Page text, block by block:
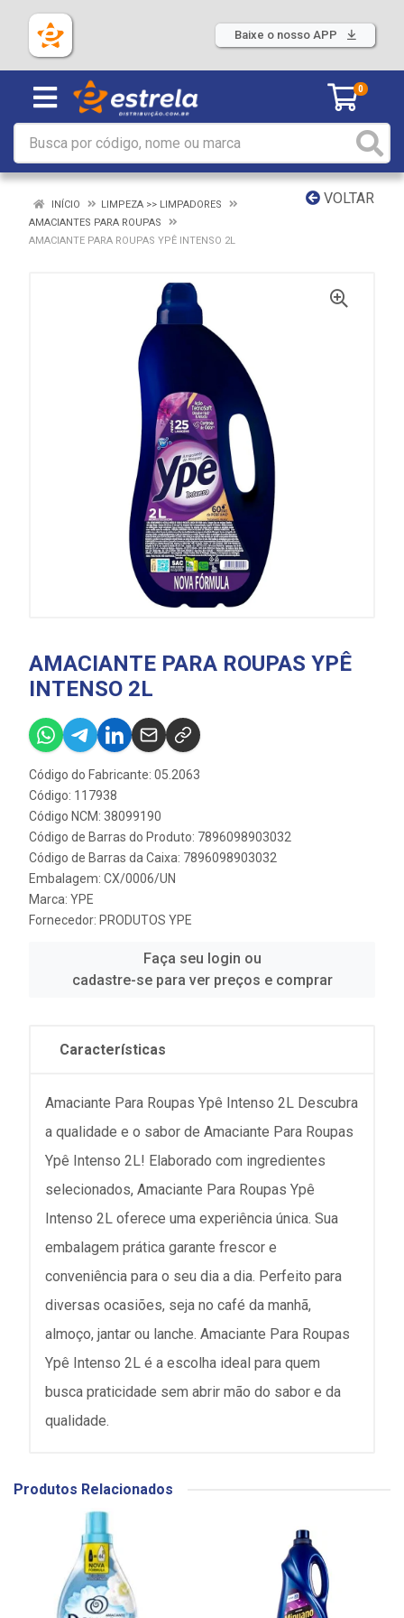
Baixe o nosso APP
0
VOLTAR
INÍCIO
LIMPEZA >> LIMPADORES
AMACIANTES PARA ROUPAS
AMACIANTE PARA ROUPAS YPÊ INTENSO 2L
AMACIANTE PARA ROUPAS YPÊ
INTENSO 2L
Código do Fabricante: 05.2063
Código: 117938
Código NCM: 38099190
Código de Barras do Produto: 7896098903032
Código de Barras da Caixa: 7896098903032
Embalagem: CX/0006/UN
Marca: YPE
Fornecedor: PRODUTOS YPE
Faça seu login ou
cadastre-se para ver preços e comprar
Características
Amaciante Para Roupas Ypê Intenso 2L Descubra
a qualidade e o sabor de Amaciante Para Roupas
Ypê Intenso 2L! Elaborado com ingredientes
selecionados, Amaciante Para Roupas Ypê
Intenso 2L oferece uma experiência única. Sua
embalagem prática garante frescor e
conveniência para o seu dia a dia. Perfeito para
diversas ocasiões, seja no café da manhã,
almoço, jantar ou lanche. Amaciante Para Roupas
Ypê Intenso 2L é a escolha ideal para quem
busca praticidade sem abrir mão do sabor e da
qualidade.
Produtos Relacionados